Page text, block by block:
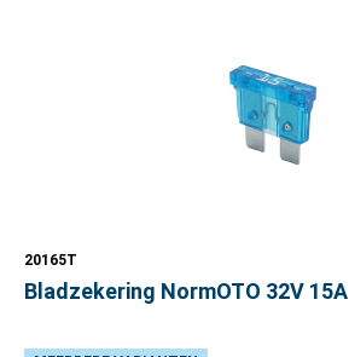
20165T
Bladzekering NormOTO 32V 15A